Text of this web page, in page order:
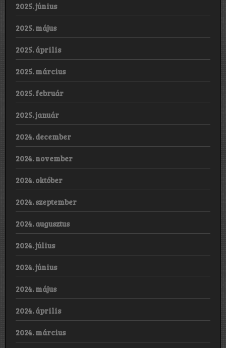
2025. június
2025. május
2025. április
2025. március
2025. február
2025. január
2024. december
2024. november
2024. október
2024. szeptember
2024. augusztus
2024. július
2024. június
2024. május
2024. április
2024. március